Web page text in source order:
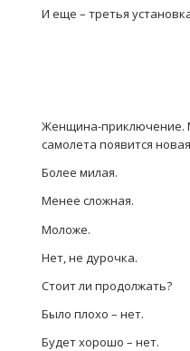
И еще – третья
Женщина-приключение.
самолета появится
Более милая.
Менее сложная.
Моложе.
Нет, не дурочка.
Стоит ли продолжать?
Было плохо – нет.
Будет хорошо – нет.